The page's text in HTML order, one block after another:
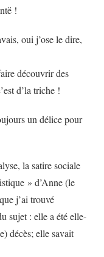
!
oui j’ose le dire,
découvrir des
d’la triche !
un délice pour
la satire sociale
» d’Anne (le
j’ai trouvé
sujet : elle a été elle-
décès; elle savait